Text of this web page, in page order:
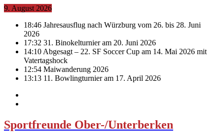
9. August 2026
18:46 Jahresausflug nach Würzburg vom 26. bis 28. Juni
2026
17:32 31. Binokelturnier am 20. Juni 2026
14:10 Abgesagt – 22. SF Soccer Cup am 14. Mai 2026 mit
Vatertagshock
12:54 Maiwanderung 2026
13:13 11. Bowlingturnier am 17. April 2026
Sportfreunde Ober-/Unterberken